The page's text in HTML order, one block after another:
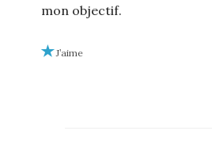
mon objectif.
J’aime